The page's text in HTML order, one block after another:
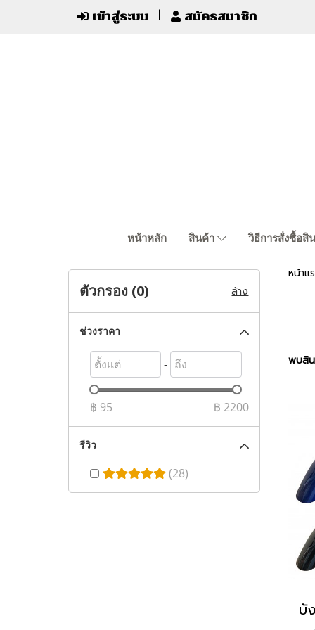
เข้าสู่ระบบ สมัครสมาชิก
หน้าหลัก สินค้า วิธีการสั่งซื้อสิ
หน้าแ
พบสิ
ตัวกรอง (0) ล้าง
ช่วงราคา
-
฿ 95 ฿ 2200
รีวิว
(28)